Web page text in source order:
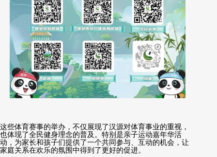
这些体育赛事的举办，不仅展现了汉源对体育事业的重视，
也体现了全民健身理念的普及。特别是亲子运动嘉年华活
动，为家长和孩子们提供了一个共同参与、互动的机会，让
家庭关系在欢乐的氛围中得到了更好的促进。